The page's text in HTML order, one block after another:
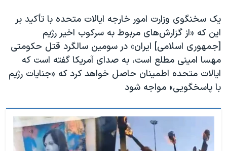
یک سخنگوی وزارت امور خارجه ایالات متحده با تأکید بر
این که «از گزارش‌های مربوط به سرکوب اخیر رژیم
[جمهوری اسلامی] ایران» در سومین سالگرد قتل حکومتی
مهسا امینی مطلع است، به صدای آمریکا گفته است که
ایالات متحده اطمینان حاصل خواهد کرد که «جنایات رژیم
با پاسخگویی» مواجه شود